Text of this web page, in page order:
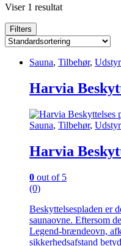
Viser 1 resultat
Filters
Sauna, Tilbehør,
Harvia
Sauna, Tilbehør,
Harvia
0 out of 5
(0)
Beskyttelsespladen er
saunaovne. Eftersom
Legend-brændeovn,
sikkerhedsafstand